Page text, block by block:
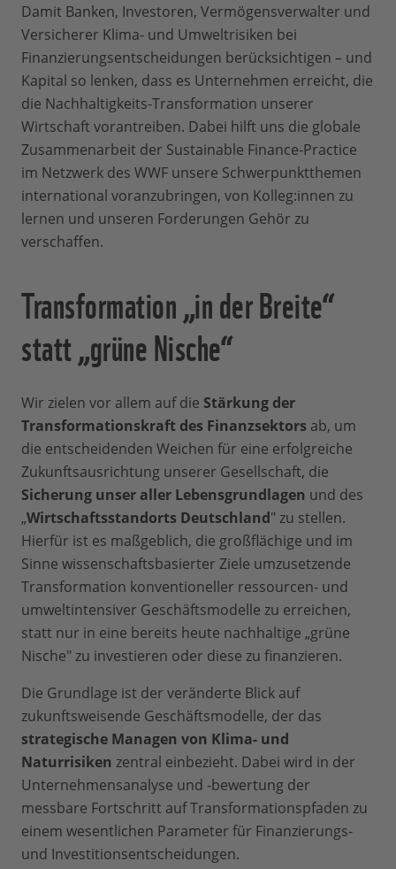
Damit Banken, Investoren, Vermögensverwalter und
Versicherer Klima- und Umweltrisiken bei
Finanzierungsentscheidungen berücksichtigen – und
Kapital so lenken, dass es Unternehmen erreicht, die
die Nachhaltigkeits-Transformation unserer
Wirtschaft vorantreiben. Dabei hilft uns die globale
Zusammenarbeit der Sustainable Finance-Practice
im Netzwerk des WWF unsere Schwerpunktthemen
international voranzubringen, von Kolleg:innen zu
lernen und unseren Forderungen Gehör zu
verschaffen.
Transformation „in der Breite“
statt „grüne Nische“
Wir zielen vor allem auf die Stärkung der
Transformationskraft des Finanzsektors ab, um
die entscheidenden Weichen für eine erfolgreiche
Zukunftsausrichtung unserer Gesellschaft, die
Sicherung unser aller Lebensgrundlagen und des
„Wirtschaftsstandorts Deutschland" zu stellen.
Hierfür ist es maßgeblich, die großflächige und im
Sinne wissenschaftsbasierter Ziele umzusetzende
Transformation konventioneller ressourcen- und
umweltintensiver Geschäftsmodelle zu erreichen,
statt nur in eine bereits heute nachhaltige „grüne
Nische" zu investieren oder diese zu finanzieren.
Die Grundlage ist der veränderte Blick auf
zukunftsweisende Geschäftsmodelle, der das
strategische Managen von Klima- und
Naturrisiken zentral einbezieht. Dabei wird in der
Unternehmensanalyse und -bewertung der
messbare Fortschritt auf Transformationspfaden zu
einem wesentlichen Parameter für Finanzierungs-
und Investitionsentscheidungen.